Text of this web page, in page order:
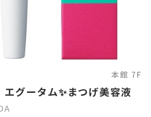
本館 7F
エグータム✨まつげ美容液